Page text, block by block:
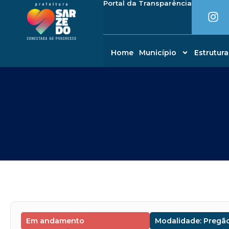
conteúdo Portal da Transparência
n
t
a
Home Município Estrutura
Em andamento Modalidade: